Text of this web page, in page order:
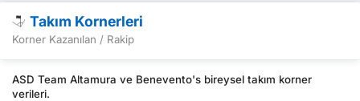
Takım Kornerleri
Korner Kazanılan / Rakip
ASD Team Altamura ve Benevento's bireysel takım korner
verileri.